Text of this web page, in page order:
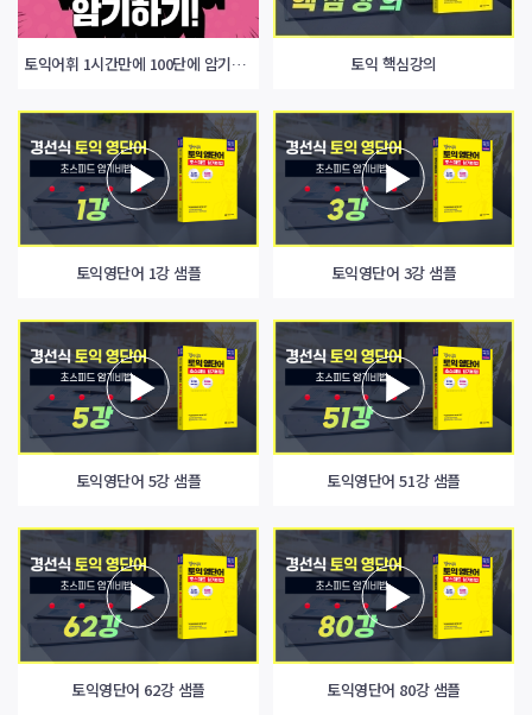
토익어휘 1시간만에 100단에 암기하기! 토익 핵심강의
토익영단어 1강 샘플 토익영단어 3강 샘플
토익영단어 5강 샘플 토익영단어 51강 샘플
토익영단어 62강 샘플 토익영단어 80강 샘플